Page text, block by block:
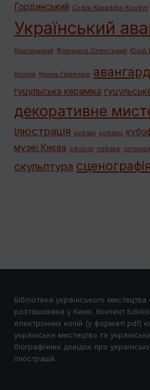
Гординський Софія Караффа-Корбут
Український
Красицький Франциск Оленський Юрій
Японія Ярина Гоменюк авангард
гуцульська кераміка
декоративне
ілюстрація кобзар кобзарі
музеї Києва офорти пейзаж
скульптура сценографія
Бібліотека українського
розташована у Києві. Контент
електронних копій (у форматі pdf)
українське мистецтво та
біографічних довідок про
ілюстрацій.